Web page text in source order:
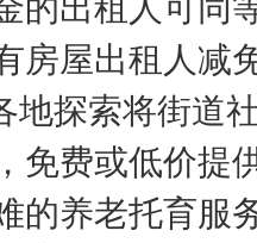
房屋出租人减
地探索将街道
免费或低价提
的养老托育服